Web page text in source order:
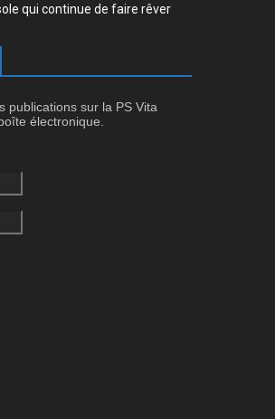
qui continue de faire rêver
publications sur la PS Vita
électronique.